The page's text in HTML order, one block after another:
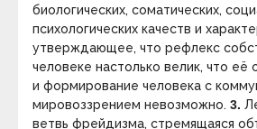
биологических, соматических,
психологических качеств и
утверждающее, что рефлекс
человеке настолько велик, что
и формирование человека с
мировоззрением невозможно. 3.
ветвь фрейдизма, стремящаяся